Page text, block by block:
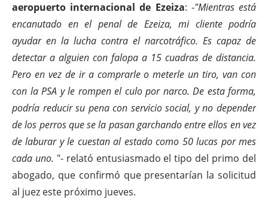
aeropuerto internacional de Ezeiza: -"Mientras está
encanutado en el penal de Ezeiza, mi cliente podría
ayudar en la lucha contra el narcotráfico. Es capaz de
detectar a alguien con falopa a 15 cuadras de distancia.
Pero en vez de ir a comprarle o meterle un tiro, van con
con la PSA y le rompen el culo por narco. De esta forma,
podría reducir su pena con servicio social, y no depender
de los perros que se la pasan garchando entre ellos en vez
de laburar y le cuestan al estado como 50 lucas por mes
cada uno. "- relató entusiasmado el tipo del primo del
abogado, que confirmó que presentarían la solicitud
al juez este próximo jueves.